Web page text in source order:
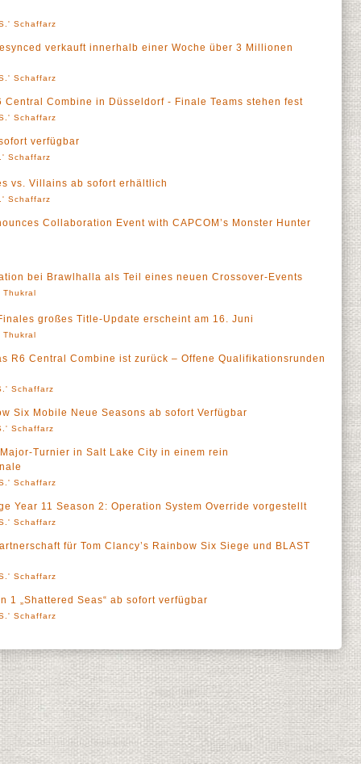
Schaffarz
verkauft innerhalb einer Woche über 3 Millionen
Schaffarz
Central Combine in Düsseldorf - Finale Teams stehen fest
Schaffarz
verfügbar
Schaffarz
vs. Villains ab sofort erhältlich
Schaffarz
Collaboration Event with CAPCOM’s Monster Hunter
bei Brawlhalla als Teil eines neuen Crossover-Events
Thukral
großes Title-Update erscheint am 16. Juni
Thukral
R6 Central Combine ist zurück – Offene Qualifikationsrunden
Schaffarz
Six Mobile Neue Seasons ab sofort Verfügbar
Schaffarz
Turnier in Salt Lake City in einem rein
Schaffarz
Year 11 Season 2: Operation System Override vorgestellt
Schaffarz
für Tom Clancy’s Rainbow Six Siege und BLAST
Schaffarz
1 „Shattered Seas“ ab sofort verfügbar
Schaffarz